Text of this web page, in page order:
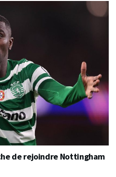
de rejoindre Nottingham